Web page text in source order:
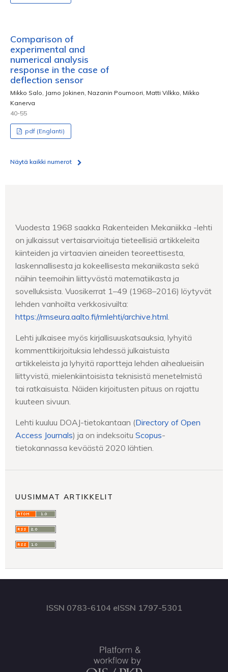
Comparison of
experimental and
numerical analysis
response in the case of
deflection sensor
Mikko Salo, Jarno Jokinen, Nazanin Pournoori, Matti Vilkko, Mikko
Kanerva
40-55
pdf (Englanti)
Näytä kaikki numerot
Vuodesta 1968 saakka Rakenteiden Mekaniikka -lehti
on julkaissut vertaisarvioituja tieteellisiä artikkeleita
kiinteiden ja virtaavien aineiden teoreettisesta,
laskennallisesta ja kokeellisesta mekaniikasta sekä
näihin teemoihin liittyvästä matematiikasta ja
sovelluksista. Vuosikerrat 1–49 (1968–2016) löytyvät
lehden vanhoilta verkkosivuilta:
https://rmseura.aalto.fi/rmlehti/archive.html.
Lehti julkaisee myös kirjallisuuskatsauksia, lyhyitä
kommenttikirjoituksia lehdessä julkaistuista
artikkeleista ja lyhyitä raportteja lehden aihealueisiin
liittyvistä, mielenkiintoisista teknisistä menetelmistä
tai ratkaisuista. Näiden kirjoitusten pituus on rajattu
kuuteen sivuun.
Lehti kuuluu DOAJ-tietokantaan (Directory of Open
Access Journals) ja on indeksoitu Scopus-
tietokannassa keväästä 2020 lähtien.
UUSIMMAT ARTIKKELIT
ISSN 0783-6104 eISSN 1797-5301